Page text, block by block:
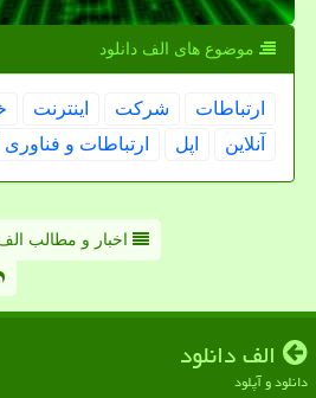
موضوع های الف دانلود
ارتباطات شركت اینترنت
آنلاین
اپل ارتباطات و
اخبار و مطالب الف
الف دانلود
دانلود و آپلود